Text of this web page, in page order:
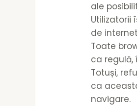
ale
Utilizatorii
de
Toate
ca regulă,
Totuși,
ca
navigare.